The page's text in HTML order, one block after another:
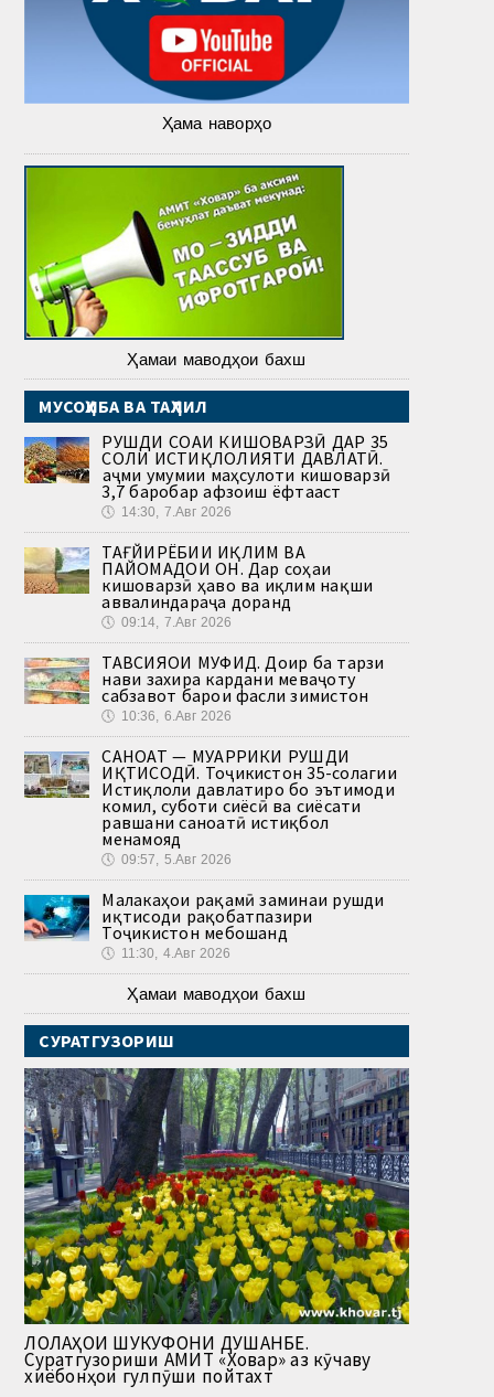
Ҳама наворҳо
Ҳамаи маводҳои бахш
МУСОҲИБА ВА ТАҲЛИЛ
РУШДИ СОҲАИ КИШОВАРЗӢ ДАР 35
СОЛИ ИСТИҚЛОЛИЯТИ ДАВЛАТӢ.
Ҳаҷми умумии маҳсулоти кишоварзӣ
3,7 баробар афзоиш ёфтааст
🕔 14:30, 7.Авг 2026
ТАҒЙИРЁБИИ ИҚЛИМ ВА
ПАЙОМАДҲОИ ОН. Дар соҳаи
кишоварзӣ ҳаво ва иқлим нақши
аввалиндараҷа доранд
🕔 09:14, 7.Авг 2026
ТАВСИЯҲОИ МУФИД. Доир ба тарзи
нави захира кардани меваҷоту
сабзавот барои фасли зимистон
🕔 10:36, 6.Авг 2026
САНОАТ — МУҲАРРИКИ РУШДИ
ИҚТИСОДӢ. Тоҷикистон 35-солагии
Истиқлоли давлатиро бо эътимоди
комил, суботи сиёсӣ ва сиёсати
равшани саноатӣ истиқбол
менамояд
🕔 09:57, 5.Авг 2026
Малакаҳои рақамӣ заминаи рушди
иқтисоди рақобатпазири
Тоҷикистон мебошанд
🕔 11:30, 4.Авг 2026
Ҳамаи маводҳои бахш
СУРАТГУЗОРИШ
ЛОЛАҲОИ ШУКУФОНИ ДУШАНБЕ.
Суратгузориши АМИТ «Ховар» аз кӯчаву
хиёбонҳои гулпӯши пойтахт